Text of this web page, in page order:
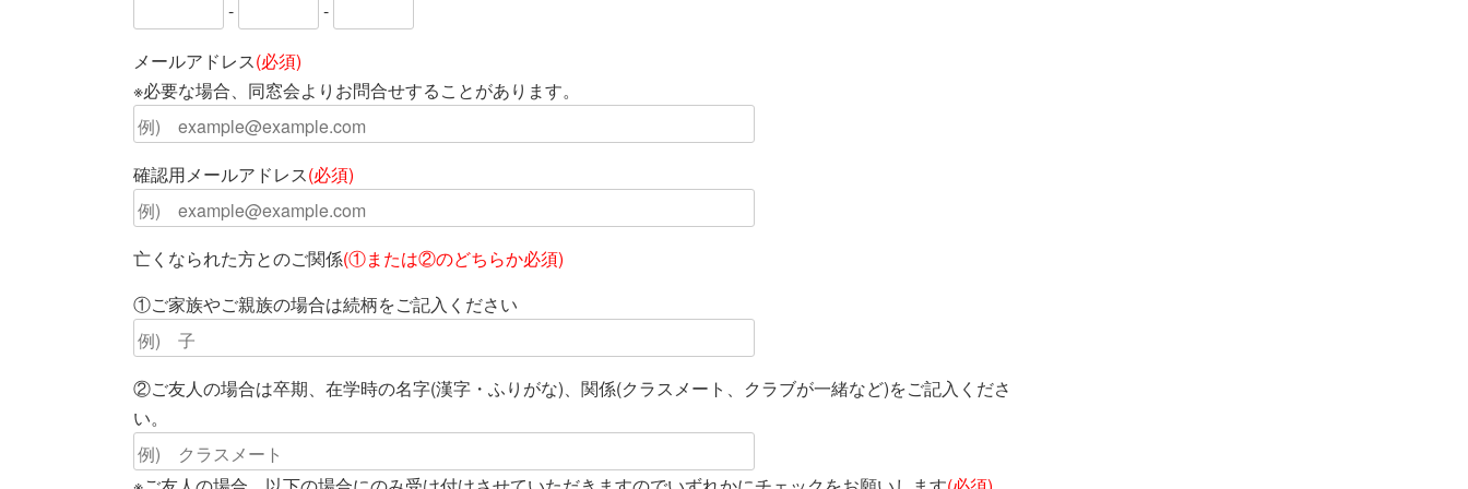
-
-
メールアドレス(必須)
※必要な場合、同窓会よりお問合せすることがあります。
確認用メールアドレス(必須)
亡くなられた方とのご関係(①または②のどちらか必須)
①ご家族やご親族の場合は続柄をご記入ください
②ご友人の場合は卒期、在学時の名字(漢字・ふりがな)、関係(クラスメート、クラブが一緒など)をご記入くださ
い。